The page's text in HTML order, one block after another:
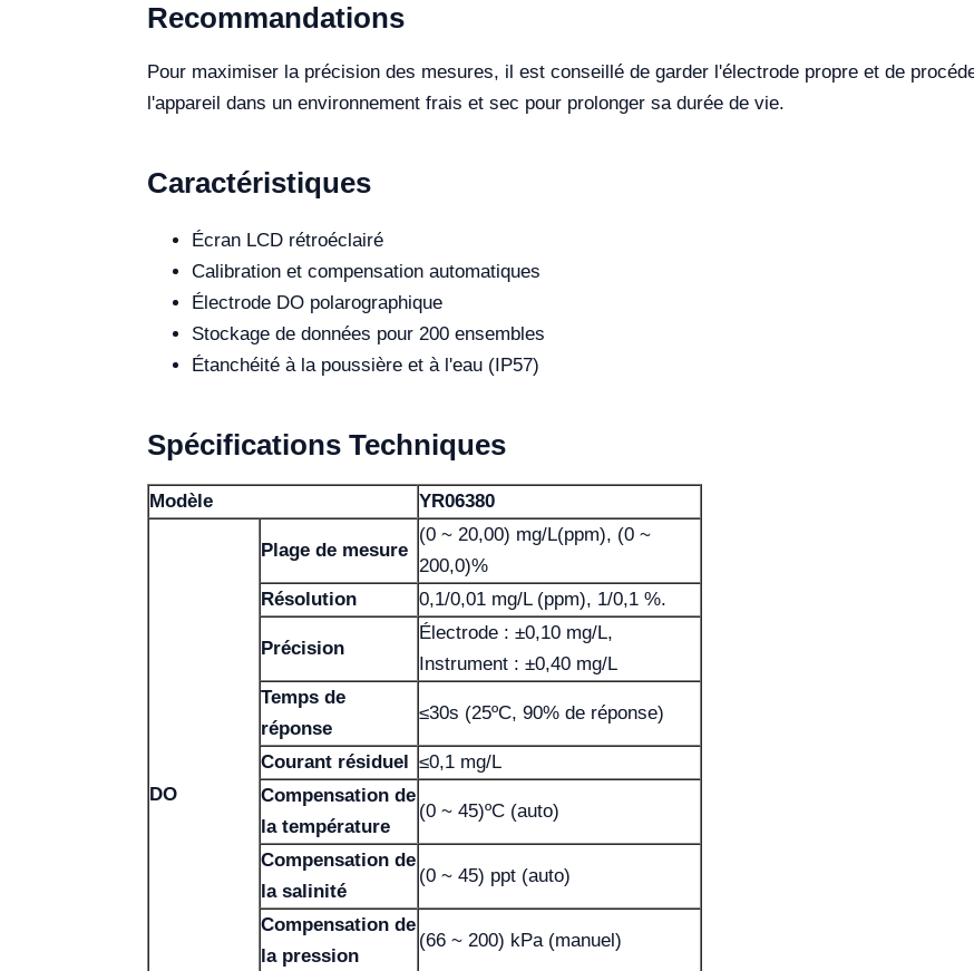
Recommandations
Pour maximiser la précision des mesures, il est conseillé de garder l'électrode propre et de
l'appareil dans un environnement frais et sec pour prolonger sa durée de vie.
Caractéristiques
Écran LCD rétroéclairé
Calibration et compensation automatiques
Électrode DO polarographique
Stockage de données pour 200 ensembles
Étanchéité à la poussière et à l'eau (IP57)
Spécifications Techniques
Modèle YR06380
DO
Plage de mesure
(0 ~ 20,00) mg/L(ppm), (0 ~
200,0)%
Résolution
0,1/0,01 mg/L (ppm), 1/0,1 %.
Précision
Électrode : ±0,10 mg/L,
Instrument : ±0,40 mg/L
Temps de
réponse
≤30s (25ºC, 90% de réponse)
Courant résiduel ≤0,1 mg/L
Compensation de
la température
(0 ~ 45)ºC (auto)
Compensation de
la salinité
(0 ~ 45) ppt (auto)
Compensation de
la pression
(66 ~ 200) kPa (manuel)